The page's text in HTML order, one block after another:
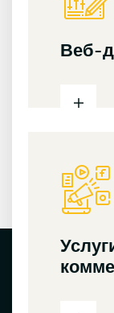
Веб-